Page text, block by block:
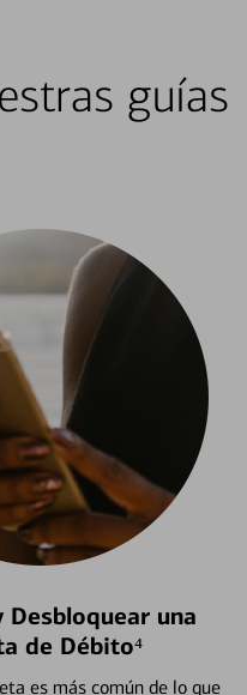
guías
Desbloquear una
de Débito⁴
es más común de lo que